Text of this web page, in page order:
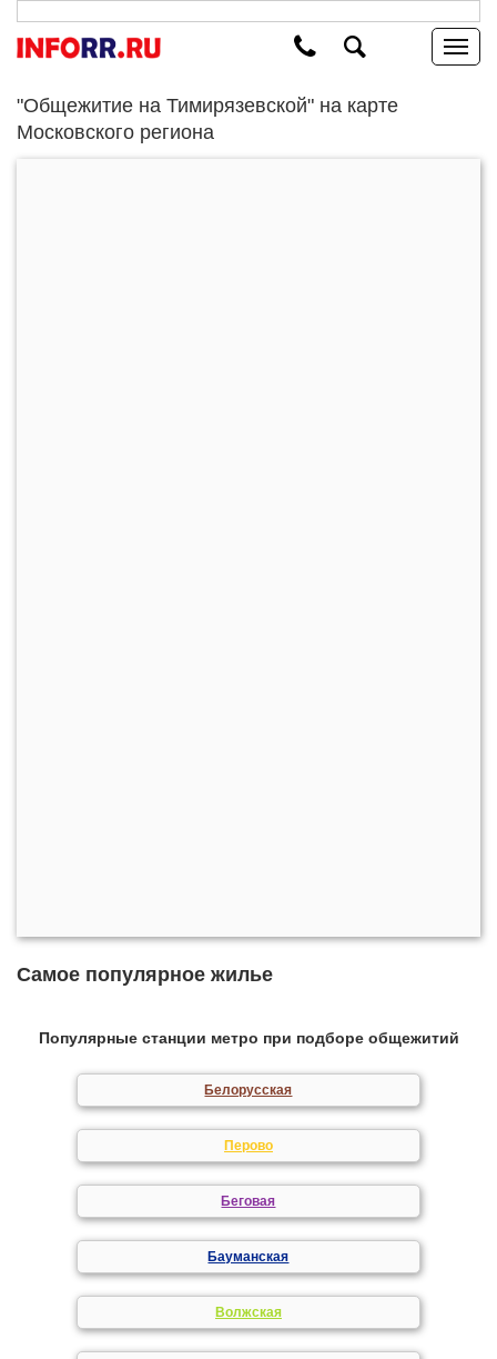
"Общежитие на Тимирязевской" на карте
Московского региона
Самое популярное жилье
Популярные станции метро при подборе общежитий
Белорусская
Перово
Беговая
Бауманская
Волжская